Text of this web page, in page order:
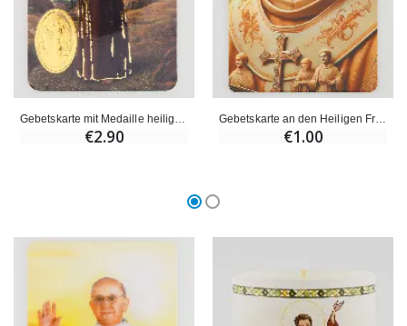
€2.90
Gebetskarte an den Heiligen Franz von Sales
€1.00